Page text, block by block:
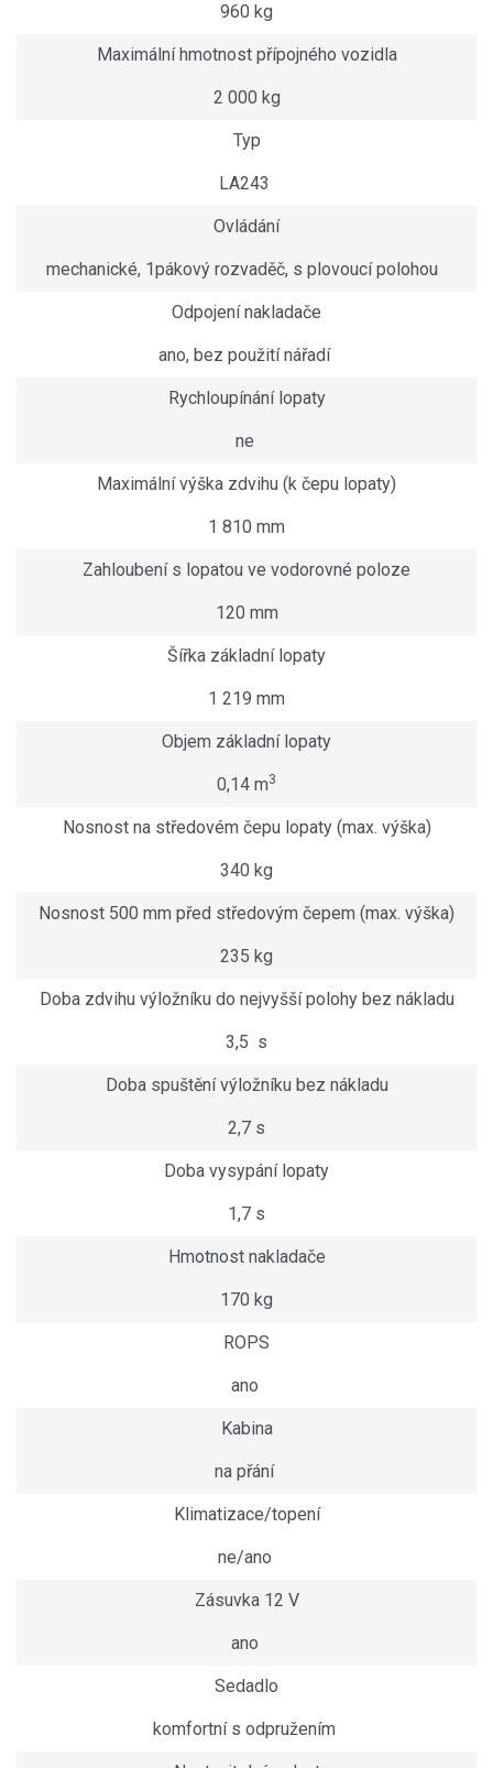
960 kg
Maximální hmotnost přípojného vozidla
2 000 kg
Typ
LA243
Ovládání
mechanické, 1pákový rozvaděč, s plovoucí polohou
Odpojení nakladače
ano, bez použití nářadí
Rychloupínání lopaty
ne
Maximální výška zdvihu (k čepu lopaty)
1 810 mm
Zahloubení s lopatou ve vodorovné poloze
120 mm
Šířka základní lopaty
1 219 mm
Objem základní lopaty
0,14 m3
Nosnost na středovém čepu lopaty (max. výška)
340 kg
Nosnost 500 mm před středovým čepem (max. výška)
235 kg
Doba zdvihu výložníku do nejvyšší polohy bez nákladu
3,5 s
Doba spuštění výložníku bez nákladu
2,7 s
Doba vysypání lopaty
1,7 s
Hmotnost nakladače
170 kg
ROPS
ano
Kabina
na přání
Klimatizace/topení
ne/ano
Zásuvka 12 V
ano
Sedadlo
komfortní s odpružením